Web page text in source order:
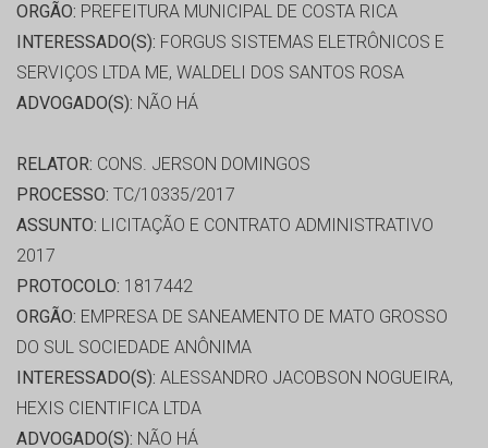
ORGÃO: PREFEITURA MUNICIPAL DE COSTA RICA
INTERESSADO(S): FORGUS SISTEMAS ELETRÔNICOS E
SERVIÇOS LTDA ME, WALDELI DOS SANTOS ROSA
ADVOGADO(S): NÃO HÁ
RELATOR: CONS. JERSON DOMINGOS
PROCESSO: TC/10335/2017
ASSUNTO: LICITAÇÃO E CONTRATO ADMINISTRATIVO
2017
PROTOCOLO: 1817442
ORGÃO: EMPRESA DE SANEAMENTO DE MATO GROSSO
DO SUL SOCIEDADE ANÔNIMA
INTERESSADO(S): ALESSANDRO JACOBSON NOGUEIRA,
HEXIS CIENTIFICA LTDA
ADVOGADO(S): NÃO HÁ